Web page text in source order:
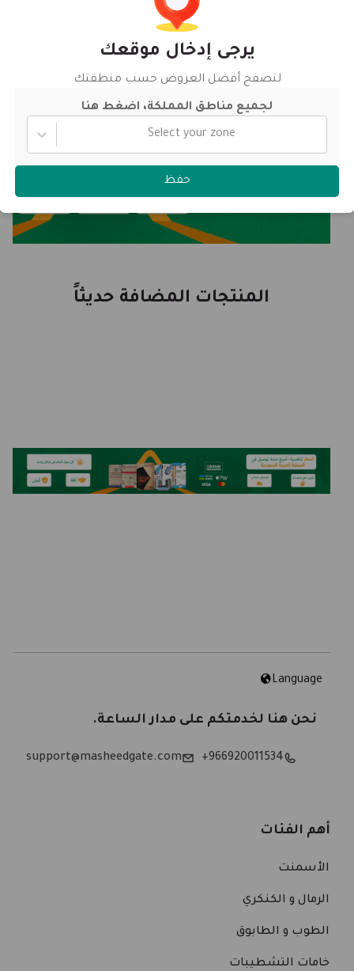
المنتجات المضافة حديثاً
Language
نحن هنا لخدمتكم على مدار الساعة.
966920011534+
support@masheedgate.com
أهم الفئات
الأسمنت
الرمال و الكنكري
الطوب و الطابوق
خامات التشطيبات
يرجى إدخال موقعك
لتصفح أفضل العروض حسب منطقتك
لجميع مناطق المملكة، اضغط هنا
Select your zone
حفظ